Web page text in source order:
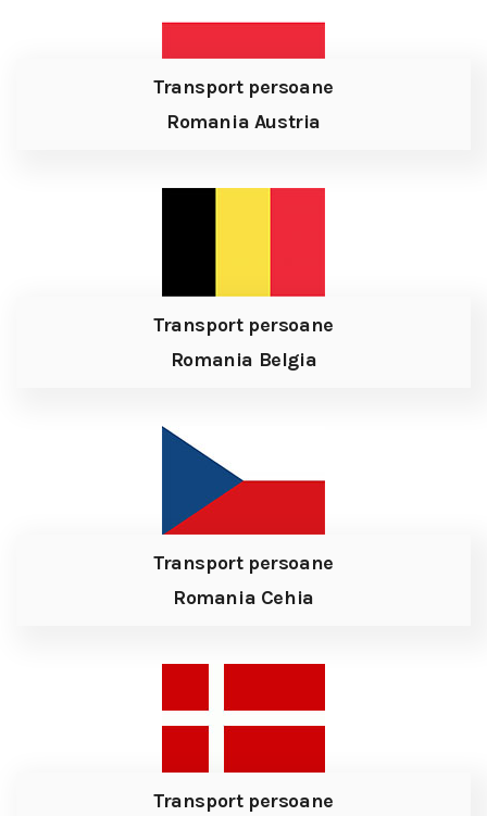
Transport persoane
Romania Austria
Transport persoane
Romania Belgia
Transport persoane
Romania Cehia
Transport persoane